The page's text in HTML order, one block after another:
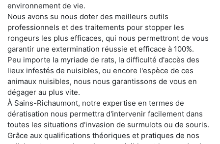
environnement de vie.
Nous avons su nous doter des meilleurs outils
professionnels et des traitements pour stopper les
rongeurs les plus efficaces, qui nous permettront de vous
garantir une extermination réussie et efficace à 100%.
Peu importe la myriade de rats, la difficulté d'accès des
lieux infestés de nuisibles, ou encore l'espèce de ces
animaux nuisibles, nous nous garantissons de vous en
dégager au plus vite.
À Sains-Richaumont, notre expertise en termes de
dératisation nous permettra d'intervenir facilement dans
toutes les situations d'invasion de surmulots ou de souris.
Grâce aux qualifications théoriques et pratiques de nos